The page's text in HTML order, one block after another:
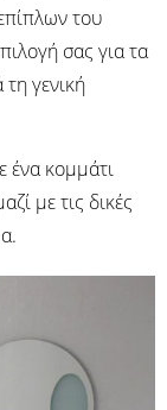
του
σας για τα
τη γενική
ένα κομμάτι
με τις δικές